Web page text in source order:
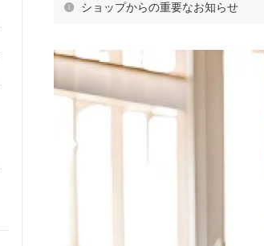
ショップからの重要なお知らせ